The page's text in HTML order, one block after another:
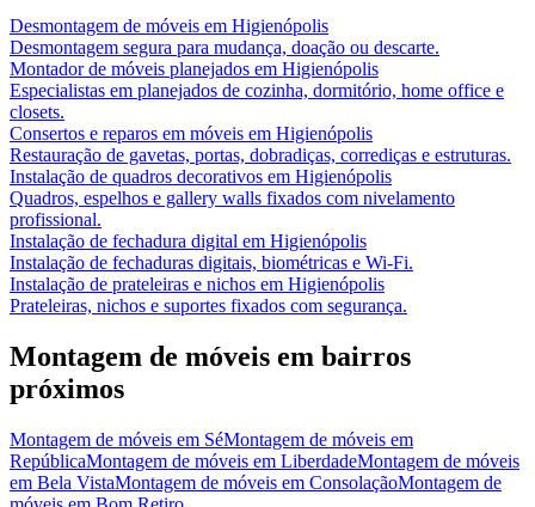
Desmontagem de móveis em Higienópolis
Desmontagem segura para mudança, doação ou descarte.
Montador de móveis planejados em Higienópolis
Especialistas em planejados de cozinha, dormitório, home office e
closets.
Consertos e reparos em móveis em Higienópolis
Restauração de gavetas, portas, dobradiças, corrediças e estruturas.
Instalação de quadros decorativos em Higienópolis
Quadros, espelhos e gallery walls fixados com nivelamento
profissional.
Instalação de fechadura digital em Higienópolis
Instalação de fechaduras digitais, biométricas e Wi-Fi.
Instalação de prateleiras e nichos em Higienópolis
Prateleiras, nichos e suportes fixados com segurança.
Montagem de móveis em bairros
próximos
Montagem de móveis em SéMontagem de móveis em
RepúblicaMontagem de móveis em LiberdadeMontagem de móveis
em Bela VistaMontagem de móveis em ConsolaçãoMontagem de